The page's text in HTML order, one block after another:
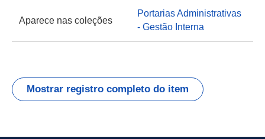
Aparece nas coleções
Portarias Administrativas
- Gestão Interna
Mostrar registro completo do item